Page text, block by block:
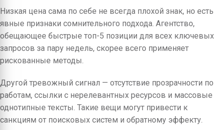
Низкая цена сама по себе не всегда плохой знак, но есть
явные признаки сомнительного подхода. Агентство,
обещающее быстрые топ-5 позиции для всех ключевых
запросов за пару недель, скорее всего применяет
рискованные методы.
Другой тревожный сигнал — отсутствие прозрачности по
работам, ссылки с нерелевантных ресурсов и массовые
однотипные тексты. Такие вещи могут привести к
санкциям от поисковых систем и обратному эффекту.